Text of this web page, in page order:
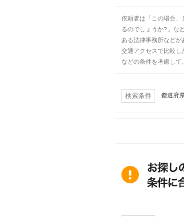
依頼者は「この場合、
るのでしょうか?」な
ある法律事務所など
交通アクセスで比較し
などの条件を考慮して
検索条件 都道府